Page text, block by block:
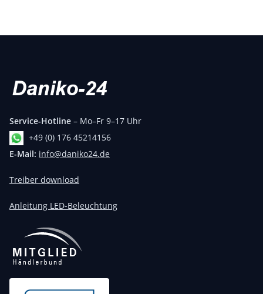
Service-Hotline – Mo–Fr 9–17 Uhr
+49 (0) 176 45214156
E-Mail: info@daniko24.de
Treiber download
Anleitung LED-Beleuchtung